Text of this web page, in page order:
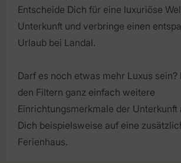
Entscheide Dich für eine luxuriöse
Unterkunft und verbringe einen
Urlaub bei Landal.
Darf es noch etwas mehr Luxus sein?
den Filtern ganz einfach weitere
Einrichtungsmerkmale der Unterkunft
Dich beispielsweise auf eine
Ferienhaus.